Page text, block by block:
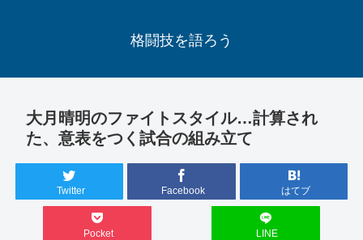
格闘技を語ろう
大月晴明のファイトスタイル…計算され
た、意表をつく試合の組み立て
Twitter Facebook はてブ
Pocket LINE